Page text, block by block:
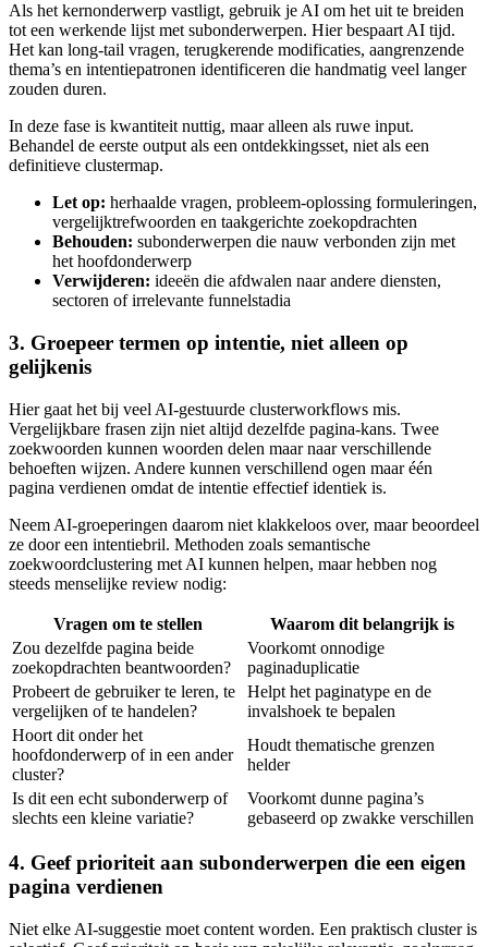
Als het kernonderwerp vastligt, gebruik je AI om het uit te breiden
tot een werkende lijst met subonderwerpen. Hier bespaart AI tijd.
Het kan long-tail vragen, terugkerende modificaties, aangrenzende
thema’s en intentiepatronen identificeren die handmatig veel langer
zouden duren.
In deze fase is kwantiteit nuttig, maar alleen als ruwe input.
Behandel de eerste output als een ontdekkingsset, niet als een
definitieve clustermap.
Let op: herhaalde vragen, probleem-oplossing formuleringen,
vergelijktrefwoorden en taakgerichte zoekopdrachten
Behouden: subonderwerpen die nauw verbonden zijn met
het hoofdonderwerp
Verwijderen: ideeën die afdwalen naar andere diensten,
sectoren of irrelevante funnelstadia
3. Groepeer termen op intentie, niet alleen op
gelijkenis
Hier gaat het bij veel AI-gestuurde clusterworkflows mis.
Vergelijkbare frasen zijn niet altijd dezelfde pagina‑kans. Twee
zoekwoorden kunnen woorden delen maar naar verschillende
behoeften wijzen. Andere kunnen verschillend ogen maar één
pagina verdienen omdat de intentie effectief identiek is.
Neem AI‑groeperingen daarom niet klakkeloos over, maar beoordeel
ze door een intentiebril. Methoden zoals semantische
zoekwoordclustering met AI kunnen helpen, maar hebben nog
steeds menselijke review nodig:
Vragen om te stellen
Waarom dit belangrijk is
Zou dezelfde pagina beide
zoekopdrachten beantwoorden?
Voorkomt onnodige
paginaduplicatie
Probeert de gebruiker te leren, te
vergelijken of te handelen?
Helpt het paginatype en de
invalshoek te bepalen
Hoort dit onder het
hoofdonderwerp of in een ander
cluster?
Houdt thematische grenzen
helder
Is dit een echt subonderwerp of
slechts een kleine variatie?
Voorkomt dunne pagina’s
gebaseerd op zwakke verschillen
4. Geef prioriteit aan subonderwerpen die een eigen
pagina verdienen
Niet elke AI‑suggestie moet content worden. Een praktisch cluster is